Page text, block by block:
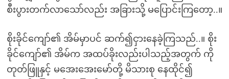
စီးပွားတက်လာသော်လည်း အခြားသို့ မပြောင်းကြတော့..။
စိုးခိုင်ကျော်၏ အိမ်မှာပင် ဆက်၍ငှားနေခဲ့ကြသည်..။ စိုး
ခိုင်ကျော်၏ အိမ်က အထပ်ခိုးလည်းပါသည့်အတွက် ကို
တုတ်ဖြူနှင့် မအေးအေးမော်တို့ မိသားစု နေထိုင်၍